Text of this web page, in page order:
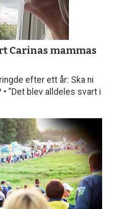
Carinas mammas
efter ett år: Ska ni
”Det blev alldeles svart i